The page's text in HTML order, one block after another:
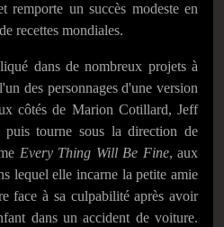
remporte un succès modeste en
recettes mondiales.
dans de nombreux projets à
des personnages d'une version
côtés de Marion Cotillard, Jeff
puis tourne sous la direction de
Every Thing Will Be Fine, aux
lequel elle incarne la petite amie
face à sa culpabilité après avoir
dans un accident de voiture.